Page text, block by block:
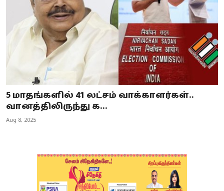
5 மாதங்களில் 41 லட்சம் வாக்காளர்கள்..
வானத்திலிருந்து க...
Aug 8, 2025